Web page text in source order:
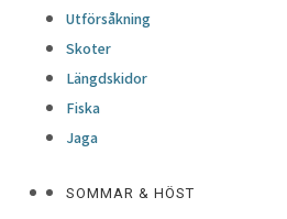
Utförsåkning
Skoter
Längdskidor
Fiska
Jaga
SOMMAR & HÖST